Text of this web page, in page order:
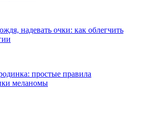
надевать очки: как облегчить
простые правила
меланомы